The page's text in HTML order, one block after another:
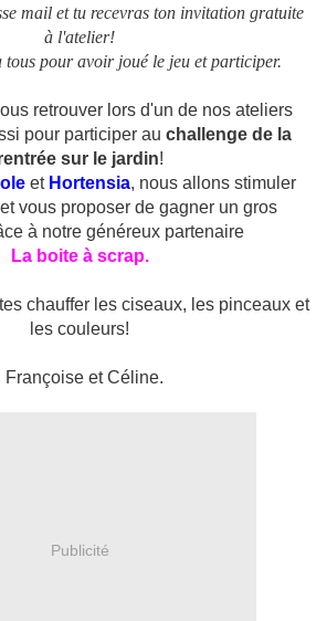
mail et tu recevras ton invitation gratuite
à l'atelier!
pour avoir joué le jeu et participer.
retrouver lors d'un de nos ateliers
pour participer au challenge de la
sur le jardin!
et Hortensia, nous allons stimuler
vous proposer de gagner un gros
à notre généreux partenaire
La boite à scrap.
chauffer les ciseaux, les pinceaux et
les couleurs!
et Céline.
Publicité